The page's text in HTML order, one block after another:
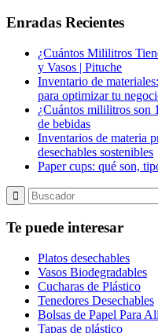
Enradas Recientes
¿Cuántos Mililitros
y Vasos | Pituche
Inventario de
para optimizar tu
¿Cuántos mililitros son
de bebidas
Inventarios de materia
desechables sostenibles
Paper cups: qué son,
Te puede interesar
Platos desechables
Vasos Biodegradables
Cucharas de Plástico
Tenedores Desechables
Bolsas de Papel Para
Tapas de plástico